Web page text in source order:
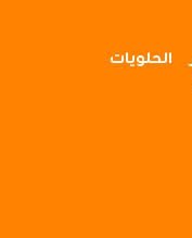
الحلويات